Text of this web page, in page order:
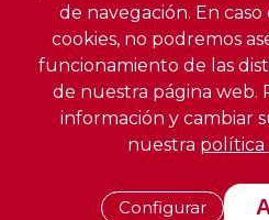
de navegación. En
cookies, no podremos
funcionamiento de las
de nuestra página web.
información y cambiar
nuestra política
Configurar